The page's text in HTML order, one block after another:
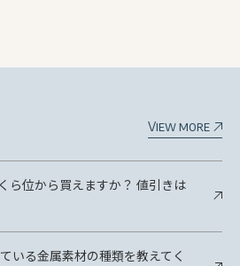
View more
ら位から買えますか？ 値引きは
いる金属素材の種類を教えてく